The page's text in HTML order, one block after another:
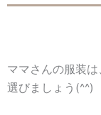
ママさんの服装は
選びましょう(^^)